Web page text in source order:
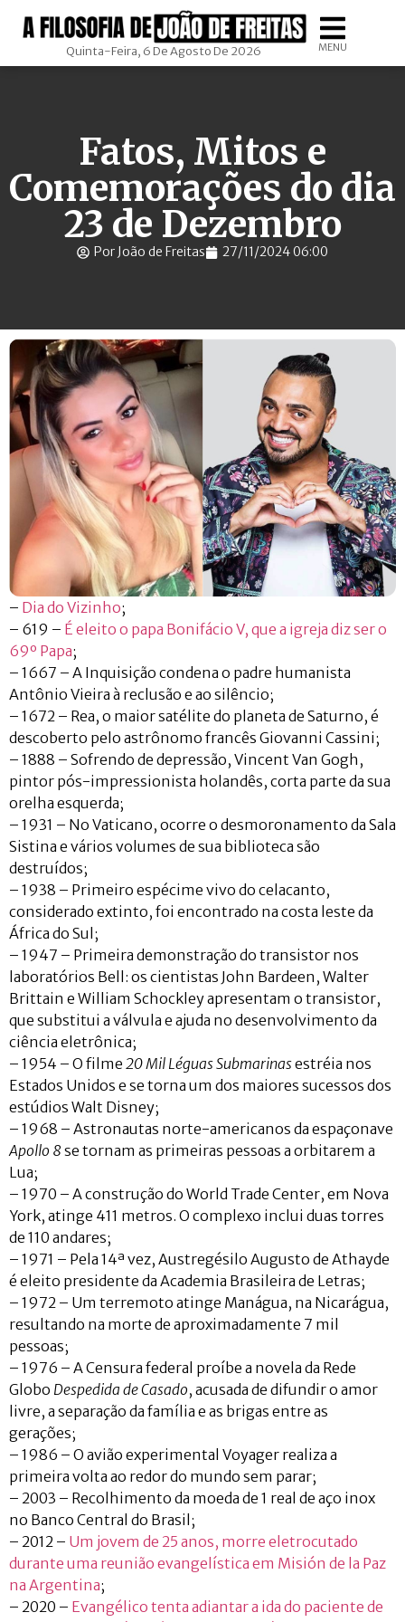
Quinta-Feira, 6 De Agosto De 2026 MENU
Fatos, Mitos e
Comemorações do dia
23 de Dezembro
Por João de Freitas 27/11/2024 06:00
– Dia do Vizinho;
– 619 – É eleito o papa Bonifácio V, que a igreja diz ser o
69º Papa;
– 1667 – A Inquisição condena o padre humanista
Antônio Vieira à reclusão e ao silêncio;
– 1672 – Rea, o maior satélite do planeta de Saturno, é
descoberto pelo astrônomo francês Giovanni Cassini;
– 1888 – Sofrendo de depressão, Vincent Van Gogh,
pintor pós-impressionista holandês, corta parte da sua
orelha esquerda;
– 1931 – No Vaticano, ocorre o desmoronamento da Sala
Sistina e vários volumes de sua biblioteca são
destruídos;
– 1938 – Primeiro espécime vivo do celacanto,
considerado extinto, foi encontrado na costa leste da
África do Sul;
– 1947 – Primeira demonstração do transistor nos
laboratórios Bell: os cientistas John Bardeen, Walter
Brittain e William Schockley apresentam o transistor,
que substitui a válvula e ajuda no desenvolvimento da
ciência eletrônica;
– 1954 – O filme 20 Mil Léguas Submarinasestréia nos
Estados Unidos e se torna um dos maiores sucessos dos
estúdios Walt Disney;
– 1968 – Astronautas norte-americanos da espaçonave
Apollo 8 se tornam as primeiras pessoas a orbitarem a
Lua;
– 1970 – A construção do World Trade Center, em Nova
York, atinge 411 metros. O complexo inclui duas torres
de 110 andares;
– 1971 – Pela 14ª vez, Austregésilo Augusto de Athayde
é eleito presidente da Academia Brasileira de Letras;
– 1972 – Um terremoto atinge Manágua, na Nicarágua,
resultando na morte de aproximadamente 7 mil
pessoas;
– 1976 – A Censura federal proíbe a novela da Rede
Globo Despedida de Casado, acusada de difundir o amor
livre, a separação da família e as brigas entre as
gerações;
– 1986 – O avião experimental Voyager realiza a
primeira volta ao redor do mundo sem parar;
– 2003 – Recolhimento da moeda de 1 real de aço inox
no Banco Central do Brasil;
– 2012 – Um jovem de 25 anos, morre eletrocutado
durante uma reunião evangelística em Misión de la Paz
na Argentina;
– 2020 – Evangélico tenta adiantar a ida do paciente de